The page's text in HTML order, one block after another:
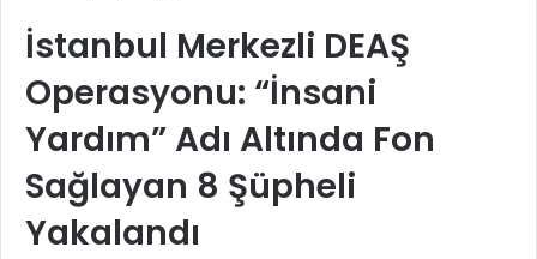
İstanbul Merkezli DEAŞ
Operasyonu: “İnsani
Yardım” Adı Altında Fon
Sağlayan 8 Şüpheli
Yakalandı